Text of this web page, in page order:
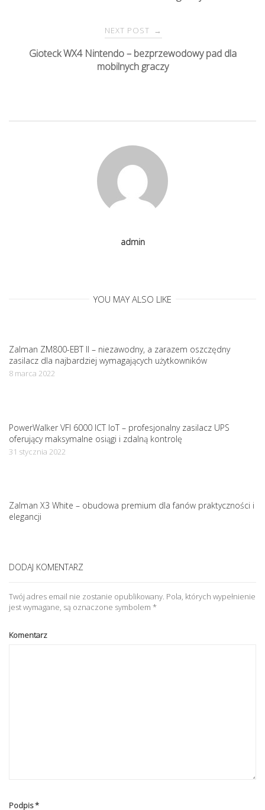
o
NEXT POST →
Gioteck WX4 Nintendo – bezprzewodowy pad dla
mobilnych graczy
admin
YOU MAY ALSO LIKE
Zalman ZM800-EBT II – niezawodny, a zarazem oszczędny
zasilacz dla najbardziej wymagających użytkowników
8 marca 2022
PowerWalker VFI 6000 ICT IoT – profesjonalny zasilacz UPS
oferujący maksymalne osiągi i zdalną kontrolę
31 stycznia 2022
Zalman X3 White – obudowa premium dla fanów praktyczności i
elegancji
DODAJ KOMENTARZ
Twój adres email nie zostanie opublikowany. Pola, których wypełnienie
jest wymagane, są oznaczone symbolem *
Komentarz
Podpis*